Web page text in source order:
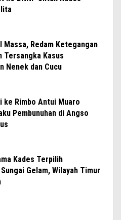
Massa, Redam Ketegangan
Tersangka Kasus
Nenek dan Cucu
ke Rimbo Antui Muaro
Pembunuhan di Angso
Kades Terpilih
Gelam, Wilayah Timur